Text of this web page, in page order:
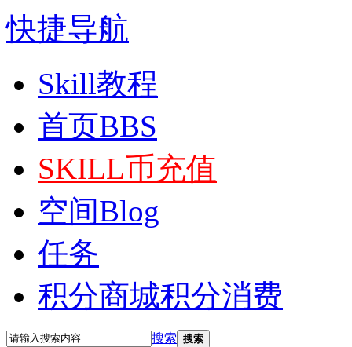
快捷导航
Skill教程
首页BBS
SKILL币充值
空间Blog
任务
积分商城积分消费
搜索 搜索